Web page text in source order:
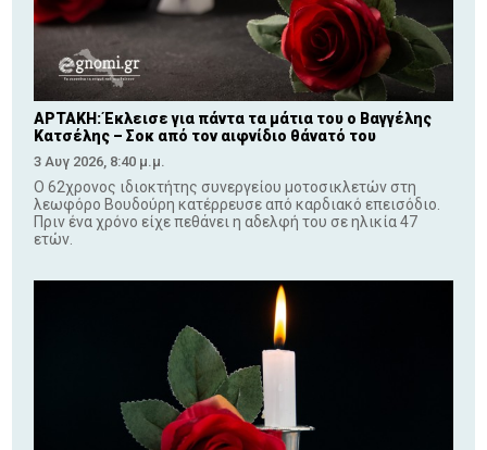
ΑΡΤΑΚΗ: Έκλεισε για πάντα τα μάτια του ο Βαγγέλης
Κατσέλης – Σοκ από τον αιφνίδιο θάνατό του
3 Αυγ 2026, 8:40 μ.μ.
Ο 62χρονος ιδιοκτήτης συνεργείου μοτοσικλετών στη
λεωφόρο Βουδούρη κατέρρευσε από καρδιακό επεισόδιο.
Πριν ένα χρόνο είχε πεθάνει η αδελφή του σε ηλικία 47
ετών.